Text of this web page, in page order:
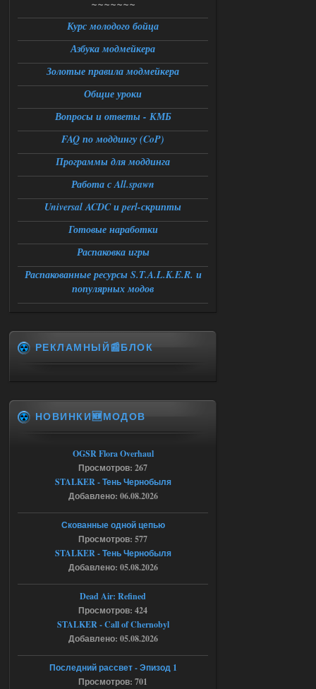
DEDULYA-1967
Доступно только для пользователей
Ответить ➤
06.08.2026
Universal Teleport v2.0
Stalker-Mods-Clan-su
Доступно только для пользователей
Ответить ➤
06.08.2026
Universal Teleport v2.0
DEDULYA-1967
Поставил на чистый сталкер
10006, сразу
вылет [error]Arguments :
Спавнер + Правки + Античит - Dead
City Final
Доступно только для пользователей
Ответить ➤
Спавнер + Правки + Античит - Dead
City Final
Что то не работает спавнер,
все устанавливал по
мануалу......
Ответить ➤
06.08.2026
Игра для сталкера 21-очко
ruslanpyrusov
как изменить макс сумму
ставки в файлах чтобы
ставить больше 1 к
~~~~~~~
Курс молодого бойца
Азбука модмейкера
Золотые правила модмейкера
Общие уроки
Вопросы и ответы - КМБ
FAQ по моддингу (CoP)
Программы для моддинга
Работа с All.spawn
Universal ACDC и perl-скрипты
Готовые наработки
Распаковка игры
Распакованные ресурсы S.T.A.L.K.E.R. и
популярных модов
РЕКЛАМНЫЙ📰БЛОК
НОВИНКИ🆕МОДОВ
OGSR Flora Overhaul
Просмотров: 267
STALKER - Тень Чернобыля
Добавлено: 06.08.2026
Скованные одной цепью
Просмотров: 577
STALKER - Тень Чернобыля
Добавлено: 05.08.2026
Dead Air: Refined
Просмотров: 424
STALKER - Call of Chernobyl
Добавлено: 05.08.2026
Последний рассвет - Эпизод 1
Просмотров: 701